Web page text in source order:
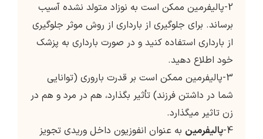
2-پالیفرمین ممکن است به نوزاد متولد نشده آسیب
برساند. برای جلوگیری از بارداری از روش موثر جلوگیری
از بارداری استفاده کنید و در صورت بارداری به پزشک
خود اطلاع دهید.
3-پالیفرمین ممکن است بر قدرت باروری (توانایی
شما در داشتن فرزند) تأثیر بگذارد، هم در مرد و هم در
زن تاثیر میگذارد.
4- پالیفرمین به عنوان انفوزیون داخل وریدی تجویز